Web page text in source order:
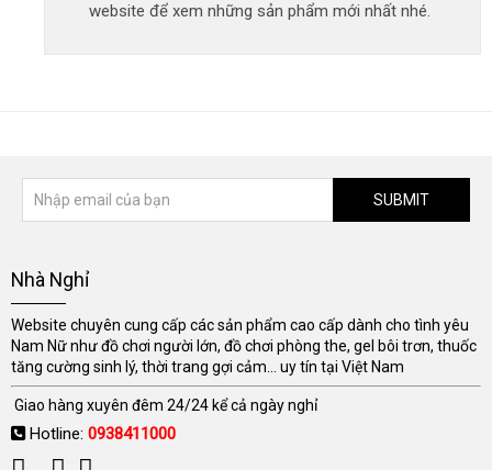
website để xem những sản phẩm mới nhất nhé.
SUBMIT
Nhà Nghỉ
Website chuyên cung cấp các sản phẩm cao cấp dành cho tình yêu
Nam Nữ như đồ chơi người lớn, đồ chơi phòng the, gel bôi trơn, thuốc
tăng cường sinh lý, thời trang gợi cảm... uy tín tại Việt Nam
Giao hàng xuyên đêm 24/24 kể cả ngày nghỉ
Hotline: 0938411000